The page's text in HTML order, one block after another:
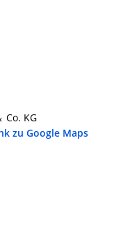
Co. KG
zu Google Maps